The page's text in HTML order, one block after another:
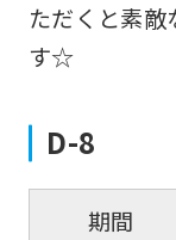
ただくと素敵
す☆
D-8
期間